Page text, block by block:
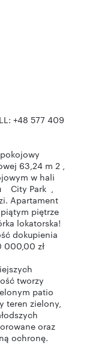
+48 577 409
63,24 m 2 ,
w hali
City Park ,
Apartament
piętrze
lokatorska!
dokupienia
000,00 zł
tworzy
patio
teren zielony,
oraz
ochronę.